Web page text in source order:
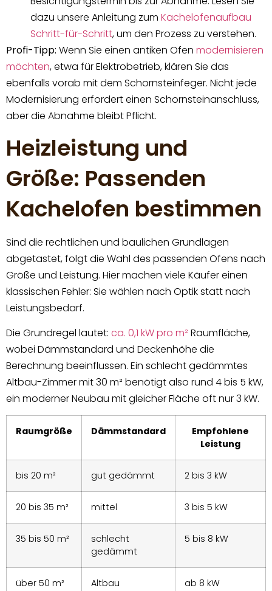
dazu unsere Anleitung zum Kachelofenaufbau
Schritt-für-Schritt, um den Prozess zu verstehen.
Profi-Tipp: Wenn Sie einen antiken Ofen modernisieren
möchten, etwa für Elektrobetrieb, klären Sie das
ebenfalls vorab mit dem Schornsteinfeger. Nicht jede
Modernisierung erfordert einen Schornsteinanschluss,
aber die Abnahme bleibt Pflicht.
Heizleistung und
Größe: Passenden
Kachelofen bestimmen
Sind die rechtlichen und baulichen Grundlagen
abgetastet, folgt die Wahl des passenden Ofens nach
Größe und Leistung. Hier machen viele Käufer einen
klassischen Fehler: Sie wählen nach Optik statt nach
Leistungsbedarf.
Die Grundregel lautet: ca. 0,1 kW pro m² Raumfläche,
wobei Dämmstandard und Deckenhöhe die
Berechnung beeinflussen. Ein schlecht gedämmtes
Altbau-Zimmer mit 30 m² benötigt also rund 4 bis 5 kW,
ein moderner Neubau mit gleicher Fläche oft nur 3 kW.
Raumgröße Dämmstandard
Empfohlene
Leistung
bis 20 m² gut gedämmt 2 bis 3 kW
20 bis 35 m² mittel 3 bis 5 kW
35 bis 50 m²
schlecht
gedämmt
5 bis 8 kW
über 50 m² Altbau ab 8 kW